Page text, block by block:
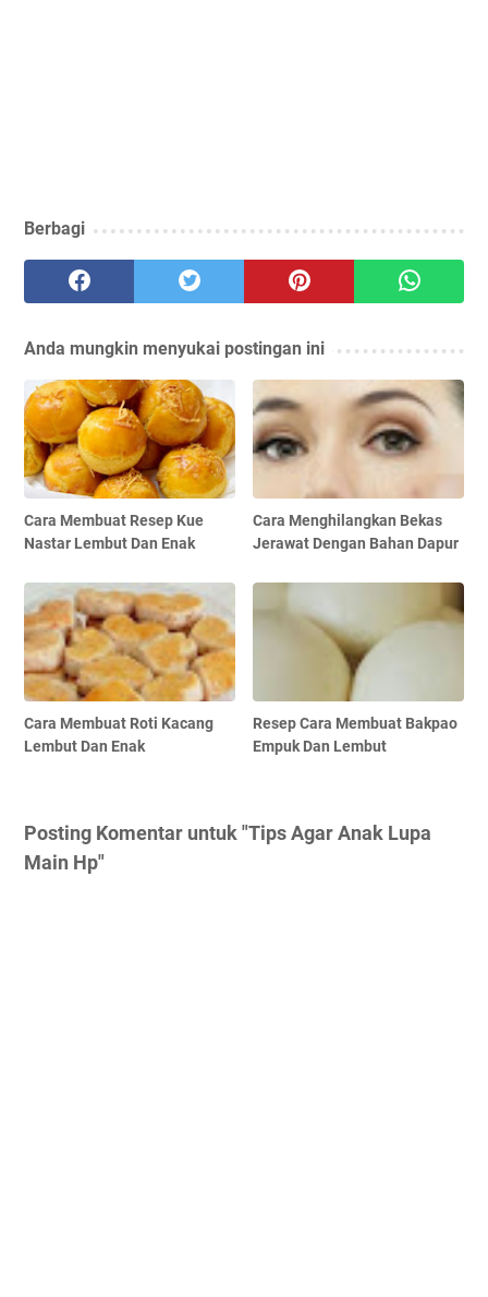
Berbagi
Anda mungkin menyukai postingan ini
Cara Membuat Resep Kue
Nastar Lembut Dan Enak
Cara Menghilangkan Bekas
Jerawat Dengan Bahan Dapur
Cara Membuat Roti Kacang
Lembut Dan Enak
Resep Cara Membuat Bakpao
Empuk Dan Lembut
Posting Komentar untuk "Tips Agar Anak Lupa
Main Hp"